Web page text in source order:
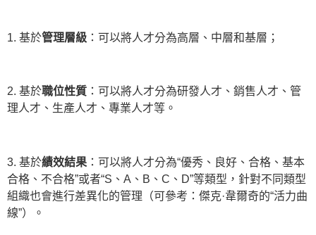
1. 基於管理層級 ：可以將人才分為高層、中層和基層；
2. 基於職位性質 ：可以將人才分為研發人才、銷售人才、管
理人才、生產人才、專業人才等。
3. 基於績效結果 ：可以將人才分為“優秀、良好、合格、基本
合格、不合格”或者“S、A、B、C、D”等類型，針對不同類型
組織也會進行差異化的管理（可參考：傑克·韋爾奇的“活力曲
線”）。